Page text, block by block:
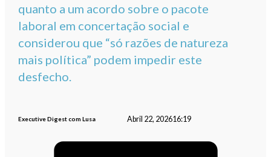
quanto a um acordo sobre o pacote
laboral em concertação social e
considerou que “só razões de natureza
mais política” podem impedir este
desfecho.
Executive Digest com Lusa Abril 22, 202616:19